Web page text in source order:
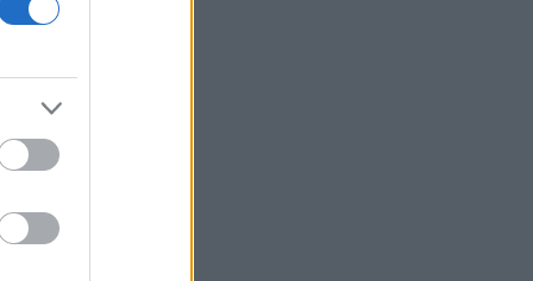
ΗΠΑ: Δικαστήριο διατάσσει την άρση
του «παγώματος» Τραμπ στα αιολικά
συμφωνία με Τουρκία και Πακιστάν δεν
συνδέεται με πυρηνικές φιλοδοξίες
Γεωργιάδης από Ρόδο: «Σε ενάμιση
καινούργιο»